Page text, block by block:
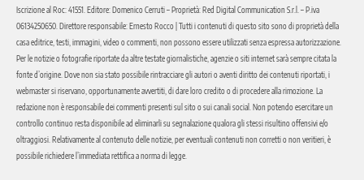
Iscrizione al Roc: 41551. Editore: Domenico Cerruti – Proprietà: Red Digital Communication S.r.l. – P.iva
06134250650. Direttore responsabile: Ernesto Rocco | Tutti i contenuti di questo sito sono di proprietà della
casa editrice, testi, immagini, video o commenti, non possono essere utilizzati senza espressa autorizzazione.
Per le notizie o fotografie riportate da altre testate giornalistiche, agenzie o siti internet sarà sempre citata la
fonte d’origine. Dove non sia stato possibile rintracciare gli autori o aventi diritto dei contenuti riportati, i
webmaster si riservano, opportunamente avvertiti, di dare loro credito o di procedere alla rimozione. La
redazione non è responsabile dei commenti presenti sul sito o sui canali social. Non potendo esercitare un
controllo continuo resta disponibile ad eliminarli su segnalazione qualora gli stessi risultino offensivi e/o
oltraggiosi. Relativamente al contenuto delle notizie, per eventuali contenuti non corretti o non veritieri, è
possibile richiedere l’immediata rettifica a norma di legge.